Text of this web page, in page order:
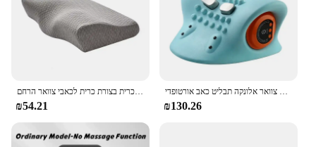
זיכרון קצף כרית שינה אורטופדית ריבאונד איטי פרפר בצורת כרית בצורת כרית לכאבי צוואר הרחם
₪54.21
צוואר חשמלי נקודת עיסוי כרית צוואר הרחם מחומם צוואר אלונקה תבליט כאב אורטופדי
₪130.26